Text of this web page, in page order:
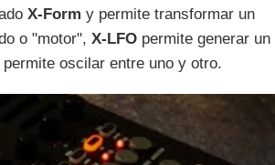
X-Form y permite transformar un
o "motor", X-LFO permite generar un
oscilar entre uno y otro.